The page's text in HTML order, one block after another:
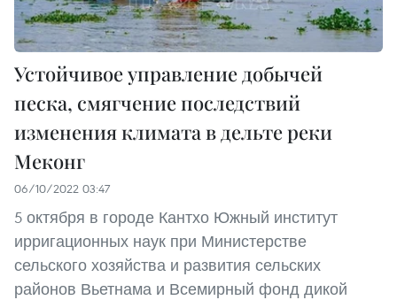
Устойчивое управление добычей
песка, смягчение последствий
изменения климата в дельте реки
Меконг
06/10/2022 03:47
5 октября в городе Кантхо Южный институт
ирригационных наук при Министерстве
сельского хозяйства и развития сельских
районов Вьетнама и Всемирный фонд дикой